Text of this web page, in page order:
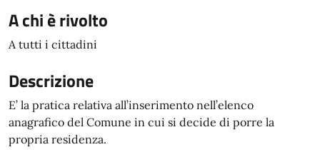
A chi è rivolto
A tutti i cittadini
Descrizione
E’ la pratica relativa all’inserimento nell’elenco
anagrafico del Comune in cui si decide di porre la
propria residenza.